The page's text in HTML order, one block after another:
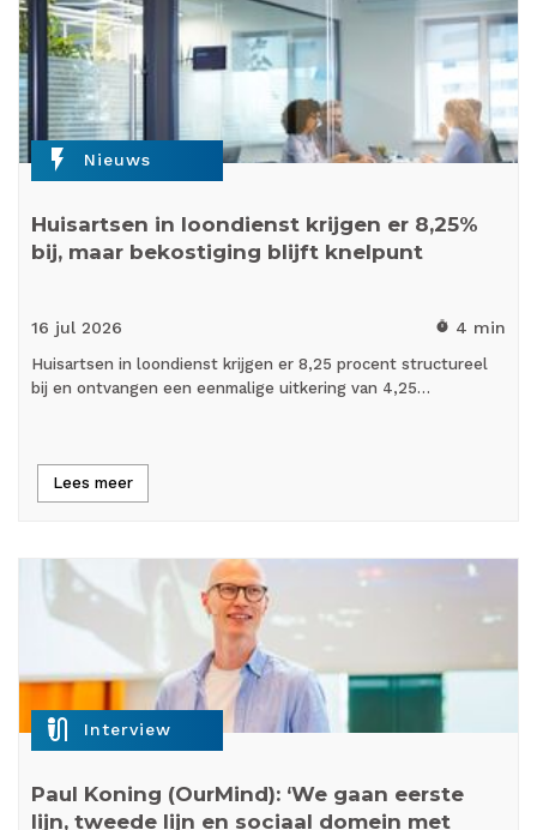
flash_on Nieuws
Huisartsen in loondienst krijgen er 8,25%
bij, maar bekostiging blijft knelpunt
16 jul 2026 timer 4 min
Huisartsen in loondienst krijgen er 8,25 procent structureel
bij en ontvangen een eenmalige uitkering van 4,25…
Lees meer
mic_external_on Interview
Paul Koning (OurMind): ‘We gaan eerste
lijn, tweede lijn en sociaal domein met